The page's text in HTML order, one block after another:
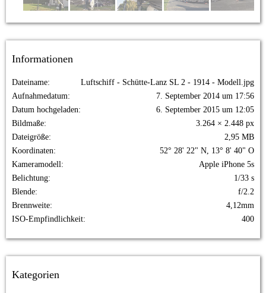
Informationen
Dateiname
Luftschiff - Schütte-Lanz SL 2 - 1914 - Modell.jpg
Aufnahmedatum
7. September 2014 um 17:56
Datum hochgeladen
6. September 2015 um 12:05
Bildmaße
3.264 × 2.448 px
Dateigröße
2,95 MB
Koordinaten
52° 28' 22" N, 13° 8' 40" O
Kameramodell
Apple iPhone 5s
Belichtung
1/33 s
Blende
f/2.2
Brennweite
4,12mm
ISO-Empfindlichkeit
400
Kategorien